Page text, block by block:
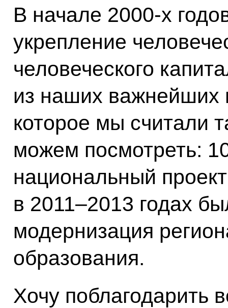
В начале 2000-х
укрепление
человеческого
из наших важнейших
которое мы считали
можем посмотреть:
национальный
в 2011–2013 годах
модернизация
образования.
Хочу поблагодарить